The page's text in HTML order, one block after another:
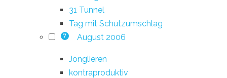
31 Tunnel
Tag mit Schutzumschlag
7 August 2006
Jonglieren
kontraproduktiv